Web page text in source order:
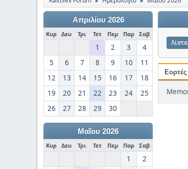
Απριλίου 2026
Κυρ Δευ Τρι Τετ Πεμ Παρ Σαβ
1 2 3
4
5
6 7 8 9 10
11
12
13 14 15 16 17
18
19
20 21 22 23 24
25
26
27 28 29 30
Μαΐου 2026
Κυρ Δευ Τρι Τετ Πεμ Παρ Σαβ
1
2
Λίστα
Εορτές